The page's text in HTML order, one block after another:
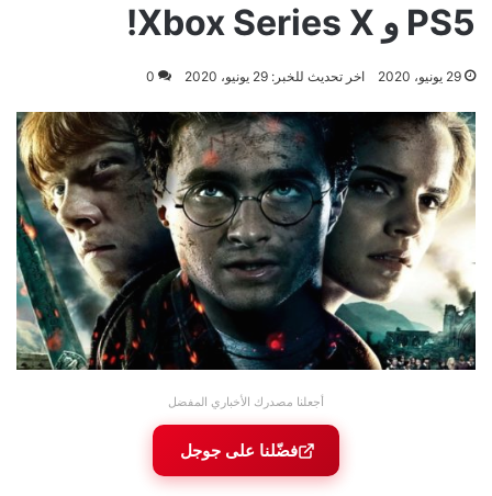
PS5 و Xbox Series X!
29 يونيو، 2020 اخر تحديث للخبر: 29 يونيو، 2020 0
أجعلنا مصدرك الأخباري المفضل
فضّلنا على جوجل